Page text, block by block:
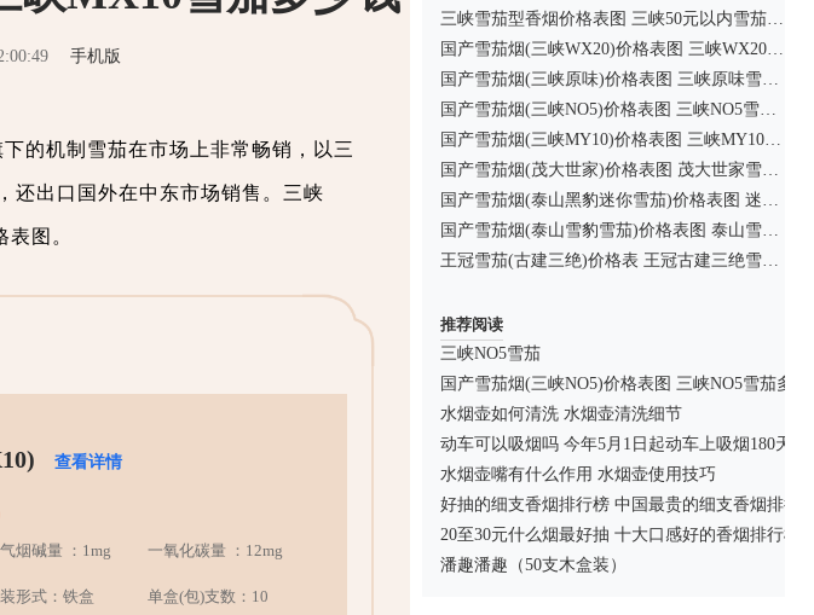
手机版
的机制雪茄在市场上非常畅销，以三
还出口国外在中东市场销售。三峡
图。
查看详情
烟碱量 ：1mg 一氧化碳量 ：12mg
形式：铁盒 单盒(包)支数：10
三峡雪茄型香烟价格表图 三峡50元以内雪茄型香烟有哪些
国产雪茄烟(三峡WX20)价格表图 三峡WX20雪茄多少钱
国产雪茄烟(三峡原味)价格表图 三峡原味雪茄多少钱
国产雪茄烟(三峡NO5)价格表图 三峡NO5雪茄多少钱
国产雪茄烟(三峡MY10)价格表图 三峡MY10雪茄多少钱
国产雪茄烟(茂大世家)价格表图 茂大世家雪茄多少钱
国产雪茄烟(泰山黑豹迷你雪茄)价格表图 迷你泰山黑豹雪茄多少钱
国产雪茄烟(泰山雪豹雪茄)价格表图 泰山雪豹雪茄多少钱
王冠雪茄(古建三绝)价格表 王冠古建三绝雪茄多少钱
推荐阅读
三峡NO5雪茄
国产雪茄烟(三峡NO5)价格表图 三峡NO5雪茄多少
水烟壶如何清洗 水烟壶清洗细节
动车可以吸烟吗 今年5月1日起动车上吸烟180天
水烟壶嘴有什么作用 水烟壶使用技巧
好抽的细支香烟排行榜 中国最贵的细支香烟排行
20至30元什么烟最好抽 十大口感好的香烟排行榜
潘趣潘趣（50支木盒装）